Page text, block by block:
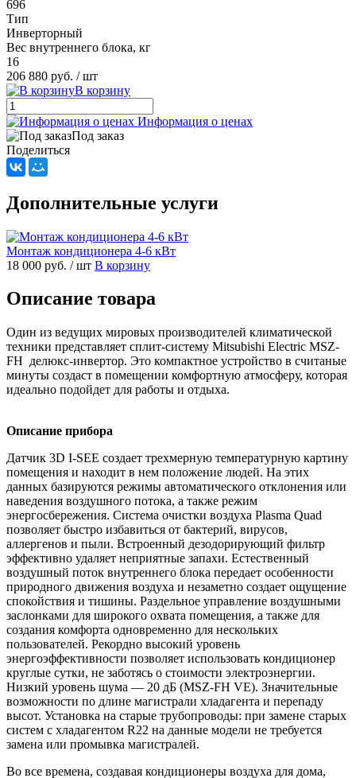
696
Тип
Инверторный
Вес внутреннего блока, кг
16
206 880 руб. / шт
В корзину
Информация о ценах
Под заказ
Поделиться
Дополнительные услуги
Монтаж кондиционера 4-6 кВт
18 000 руб. / шт В корзину
Описание товара
Один из ведущих мировых производителей климатической
техники представляет сплит-систему Mitsubishi Electric MSZ-
FH делюкс-инвертор. Это компактное устройство в считаные
минуты создаст в помещении комфортную атмосферу, которая
идеально подойдет для работы и отдыха.
Описание прибора
Датчик 3D I-SEE создает трехмерную температурную картину
помещения и находит в нем положение людей. На этих
данных базируются режимы автоматического отклонения или
наведения воздушного потока, а также режим
энергосбережения. Система очистки воздуха Plasma Quad
позволяет быстро избавиться от бактерий, вирусов,
аллергенов и пыли. Встроенный дезодорирующий фильтр
эффективно удаляет неприятные запахи. Естественный
воздушный поток внутреннего блока передает особенности
природного движения воздуха и незаметно создает ощущение
спокойствия и тишины. Раздельное управление воздушными
заслонками для широкого охвата помещения, а также для
создания комфорта одновременно для нескольких
пользователей. Рекордно высокий уровень
энергоэффективности позволяет использовать кондиционер
круглые сутки, не заботясь о стоимости электроэнергии.
Низкий уровень шума — 20 дБ (MSZ-FH VE). Значительные
возможности по длине магистрали хладагента и перепаду
высот. Установка на старые трубопроводы: при замене старых
систем с хладагентом R22 на данные модели не требуется
замена или промывка магистралей.
Во все времена, создавая кондиционеры воздуха для дома,